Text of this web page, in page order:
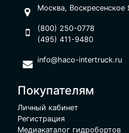
Москва,
(800) 250-0778
(495) 411-9480
info@haco-intertruck.ru
Покупателям
Личный кабинет
Регистрация
Медиакаталог гидробортов